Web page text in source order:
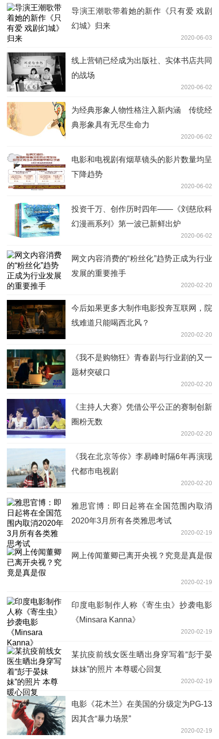
导演王潮歌带着她的新作《只有爱 戏剧
幻城》归来
2020-06-03
线上营销已经成为出版社、实体书店共同
的战场
2020-06-02
为经典形象人物性格注入新内涵 传统经
典形象具有无尽生命力
2020-06-02
电影和电视剧有烟草镜头的影片数量均呈
下降趋势
2020-06-02
投资千万、创作历时四年——《刘慈欣科
幻漫画系列》第一波已新鲜出炉
2020-06-02
网文内容消费的“粉丝化”趋势正成为行业
发展的重要推手
2020-02-20
今后如果更多大制作电影投奔互联网，院
线难道只能喝西北风？
2020-02-20
《我不是购物狂》青春剧与行业剧的又一
题材突破口
2020-02-20
《主持人大赛》凭借公平公正的赛制创新
圈粉无数
2020-02-20
《我在北京等你》李易峰时隔6年再演现
代都市电视剧
2020-02-20
雅思官博：即日起将在全国范围内取消
2020年3月所有各类雅思考试
2020-02-19
网上传闻董卿已离开央视？究竟是真是假
2020-02-19
印度电影制作人称《寄生虫》抄袭电影
《Minsara Kanna》
2020-02-19
某抗疫前线女医生晒出身穿写着“彭于晏
妹妹”的照片 本尊暖心回复
2020-02-19
电影《花木兰》在美国的分级定为PG-13
因其含“暴力场景”
2020-02-19